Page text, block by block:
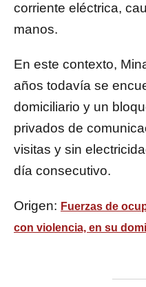
corriente eléctrica,
manos.
En este contexto,
años todavía se
domiciliario y un
privados de
visitas y sin
día consecutivo.
Origen: Fuerzas de
con violencia, en su